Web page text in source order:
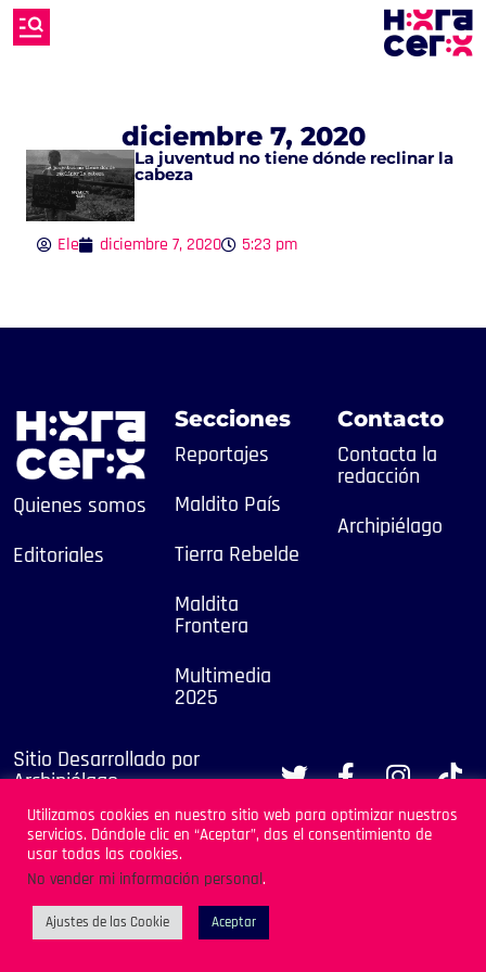
diciembre 7, 2020
La juventud no tiene dónde reclinar la
cabeza
Ele diciembre 7, 2020 5:23 pm
Quienes somos
Editoriales
Secciones
Reportajes
Maldito País
Tierra Rebelde
Maldita
Frontera
Multimedia
2025
Contacto
Contacta la
redacción
Archipiélago
Sitio Desarrollado por
Archipiélago
Utilizamos cookies en nuestro sitio web para optimizar nuestros
servicios. Dándole clic en “Aceptar”, das el consentimiento de
usar todas las cookies.
No vender mi información personal.
Ajustes de las Cookie Aceptar